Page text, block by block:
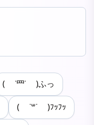
( ˙罒˙ )ふっ
( ˙꒳˙ )ﾌｯﾌｯ